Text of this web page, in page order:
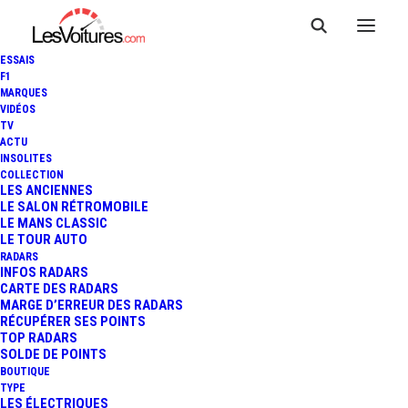
ESSAIS
F1
MARQUES
VIDÉOS
TV
ACTU
INSOLITES
COLLECTION
LES ANCIENNES
LE SALON RÉTROMOBILE
LE MANS CLASSIC
LE TOUR AUTO
RADARS
INFOS RADARS
CARTE DES RADARS
MARGE D’ERREUR DES RADARS
RÉCUPÉRER SES POINTS
TOP RADARS
SOLDE DE POINTS
BOUTIQUE
TYPE
LES ÉLECTRIQUES
5 septembre 2013
MCLAREN P1 : EN